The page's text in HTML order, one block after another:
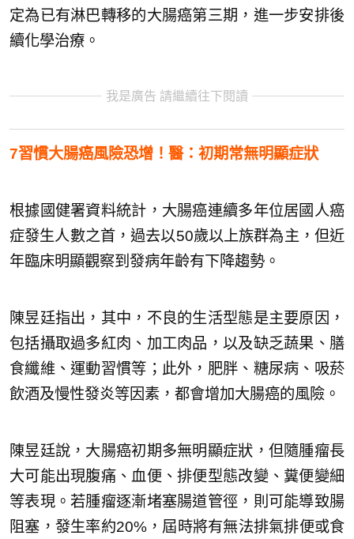
定為已有淋巴轉移的大腸癌第三期，進一步安排後
續化學治療。
我是廣告 請繼續往下閱讀
7習慣大腸癌風險恐增！醫：初期常無明顯症狀
根據國健署資料統計，大腸癌連續多年位居國人癌
症發生人數之首，過去以50歲以上族群為主，但近
年臨床明顯觀察到發病年齡有下降趨勢。
陳昱廷指出，其中，不良的生活型態是主要原因，
包括攝取過多紅肉、加工肉品，以及缺乏蔬果、膳
食纖維、運動習慣等；此外，肥胖、糖尿病、吸菸
飲酒及慢性發炎等因素，都會增加大腸癌的風險。
陳昱廷說，大腸癌初期多無明顯症狀，但隨腫瘤長
大可能出現腹痛、血便、排便型態改變、糞便變細
等表現。若腫瘤逐漸堵塞腸道管徑，則可能導致腸
阻塞，發生率約20%，屆時將有無法排氣排便或食